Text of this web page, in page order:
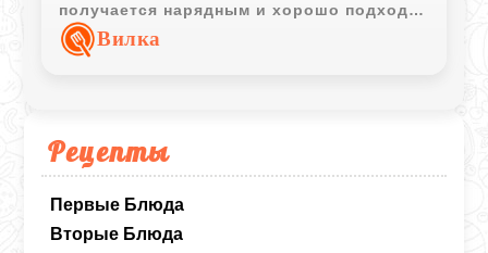
Рецепты
Первые Блюда
Вторые Блюда
получается нарядным и хорошо подходит
для праздничного стола.
Вилка